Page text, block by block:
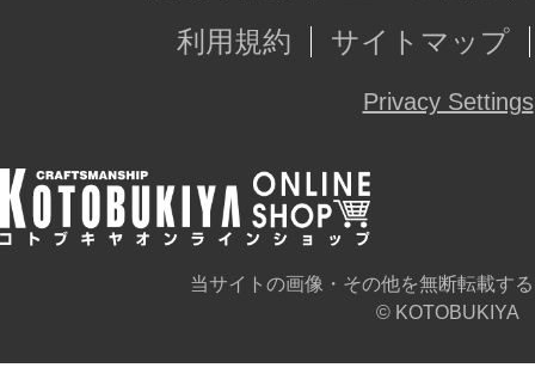
利用規約
サイトマップ
Privacy Settings
当サイトの画像・その他を無断転載す
© KOTOBUKIYA